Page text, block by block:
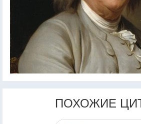
ПОХОЖИЕ